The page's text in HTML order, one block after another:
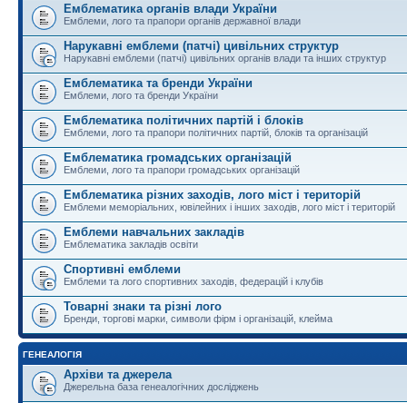
Емблематика органів влади України
Емблеми, лого та прапори органів державної влади
Нарукавні емблеми (патчі) цивільних структур
Нарукавні емблеми (патчі) цивільних органів влади та інших структур
Емблематика та бренди України
Емблеми, лого та бренди України
Емблематика політичних партій і блоків
Емблеми, лого та прапори політичних партій, блоків та організацій
Емблематика громадських організацій
Емблеми, лого та прапори громадських організацій
Емблематика різних заходів, лого міст і територій
Емблеми меморіальних, ювілейних і інших заходів, лого міст і територій
Емблеми навчальних закладів
Емблематика закладів освіти
Спортивні емблеми
Емблеми та лого спортивних заходів, федерацій і клубів
Товарні знаки та різні лого
Бренди, торгові марки, символи фірм і організацій, клейма
ГЕНЕАЛОГІЯ
Архіви та джерела
Джерельна база генеалогічних досліджень